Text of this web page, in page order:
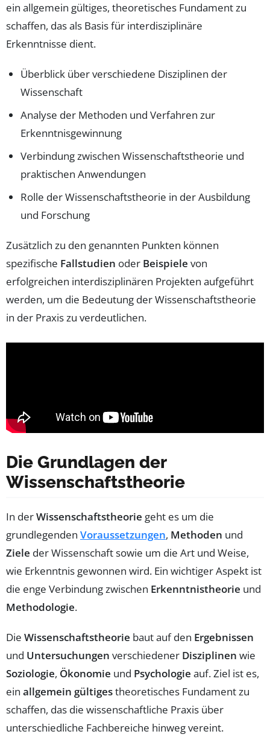
ein allgemein gültiges, theoretisches Fundament zu
schaffen, das als Basis für interdisziplinäre
Erkenntnisse dient.
Überblick über verschiedene Disziplinen der
Wissenschaft
Analyse der Methoden und Verfahren zur
Erkenntnisgewinnung
Verbindung zwischen Wissenschaftstheorie und
praktischen Anwendungen
Rolle der Wissenschaftstheorie in der Ausbildung
und Forschung
Zusätzlich zu den genannten Punkten können
spezifische Fallstudien oder Beispiele von
erfolgreichen interdisziplinären Projekten aufgeführt
werden, um die Bedeutung der Wissenschaftstheorie
in der Praxis zu verdeutlichen.
Die Grundlagen der
Wissenschaftstheorie
In derWissenschaftstheorie geht es um die
grundlegenden Voraussetzungen, Methoden und
Ziele der Wissenschaft sowie um die Art und Weise,
wie Erkenntnis gewonnen wird. Ein wichtiger Aspekt ist
die enge Verbindung zwischen Erkenntnistheorie und
Methodologie.
Die Wissenschaftstheorie baut auf den Ergebnissen
und Untersuchungen verschiedener Disziplinen wie
Soziologie, Ökonomie und Psychologie auf. Ziel ist es,
ein allgemein gültigestheoretisches Fundament zu
schaffen, das die wissenschaftliche Praxis über
unterschiedliche Fachbereiche hinweg vereint.